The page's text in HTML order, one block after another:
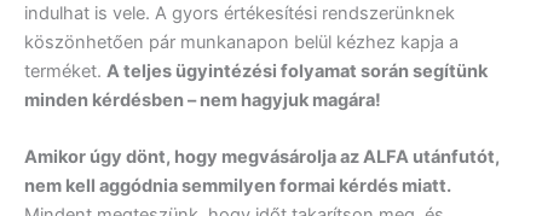
indulhat is vele. A gyors értékesítési rendszerünknek
köszönhetően pár munkanapon belül kézhez kapja a
terméket. A teljes ügyintézési folyamat során segítünk
minden kérdésben – nem hagyjuk magára!
Amikor úgy dönt, hogy megvásárolja az ALFA utánfutót,
nem kell aggódnia semmilyen formai kérdés miatt.